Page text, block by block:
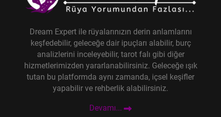
Dream Expert ile rüyalarınızın derin anlamlarını
keşfedebilir, geleceğe dair ipuçları alabilir, burç
analizlerini inceleyebilir, tarot falı gibi diğer
hizmetlerimizden yararlanabilirsiniz. Geleceğe ışık
tutan bu platformda aynı zamanda, içsel keşifler
yapabilir ve rehberlik alabilirsiniz.
Devamı...